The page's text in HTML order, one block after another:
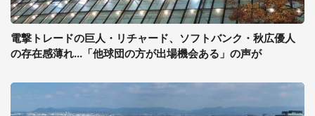
電撃トレードの巨人・リチャード、ソフトバンク・秋広優人
の存在感薄れ...「他球団の方が出場機会ある」の声が